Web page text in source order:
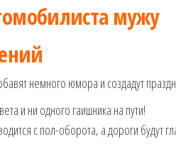
мужу
немного юмора и создадут
и ни одного гаишника на пути!
с пол-оборота, а дороги будут